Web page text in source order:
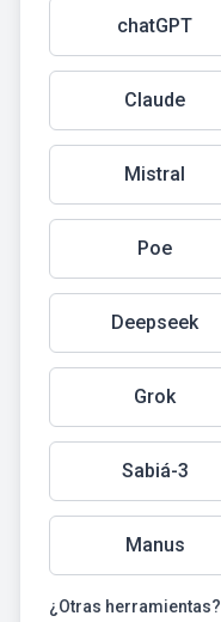
chatGPT
Claude
Mistral
Poe
Deepseek
Grok
Sabiá-3
Manus
¿Otras herramientas?